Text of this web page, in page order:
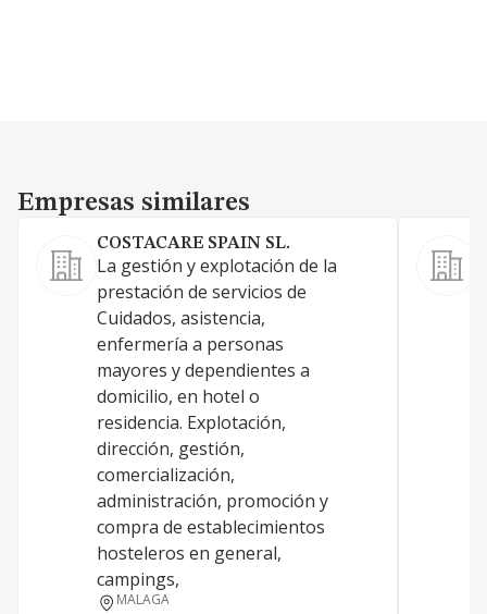
Empresas similares
Empresas similares
COSTACARE SPAIN SL.
La gestión y explotación de la
prestación de servicios de
Cuidados, asistencia,
enfermería a personas
mayores y dependientes a
domicilio, en hotel o
residencia. Explotación,
dirección, gestión,
comercialización,
administración, promoción y
compra de establecimientos
hosteleros en general,
campings,
MALAGA